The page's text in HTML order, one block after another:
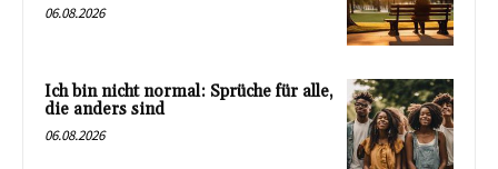
06.08.2026
Ich bin nicht normal: Sprüche für alle,
die anders sind
06.08.2026